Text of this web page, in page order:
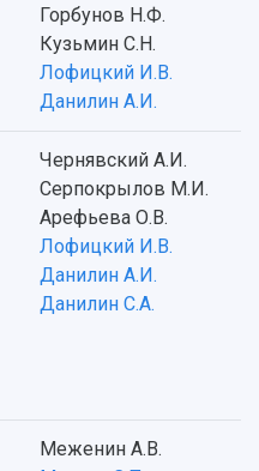
Горбунов Н.Ф.
Кузьмин С.Н.
Лофицкий И.В.
Данилин А.И.
Чернявский А.И.
Серпокрылов М.И.
Арефьева О.В.
Лофицкий И.В.
Данилин А.И.
Данилин С.А.
Меженин А.В.